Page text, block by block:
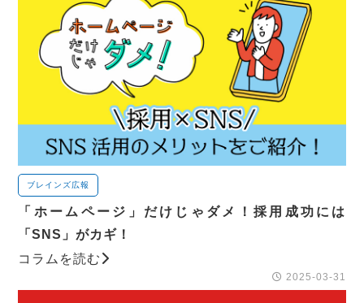
ブレインズ広報
「ホームページ」だけじゃダメ！採用成功には
「SNS」がカギ！
コラムを読む
2025-03-31